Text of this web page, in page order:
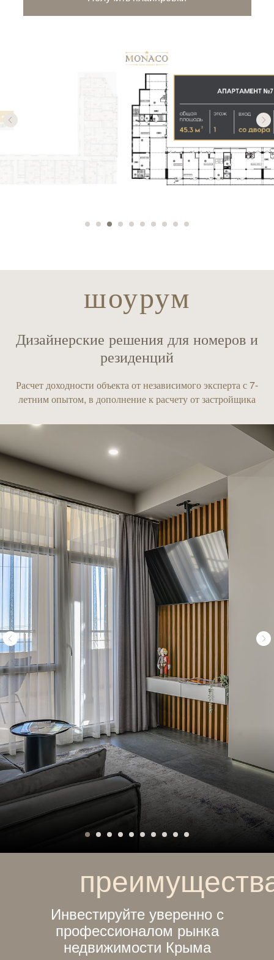
шоурум
Дизайнерские решения для номеров и
резиденций
Расчет доходности объекта от независимого эксперта с 7-
летним опытом, в дополнение к расчету от застройщика
Инвестируйте уверенно с
профессионалом рынка
недвижимости Крыма